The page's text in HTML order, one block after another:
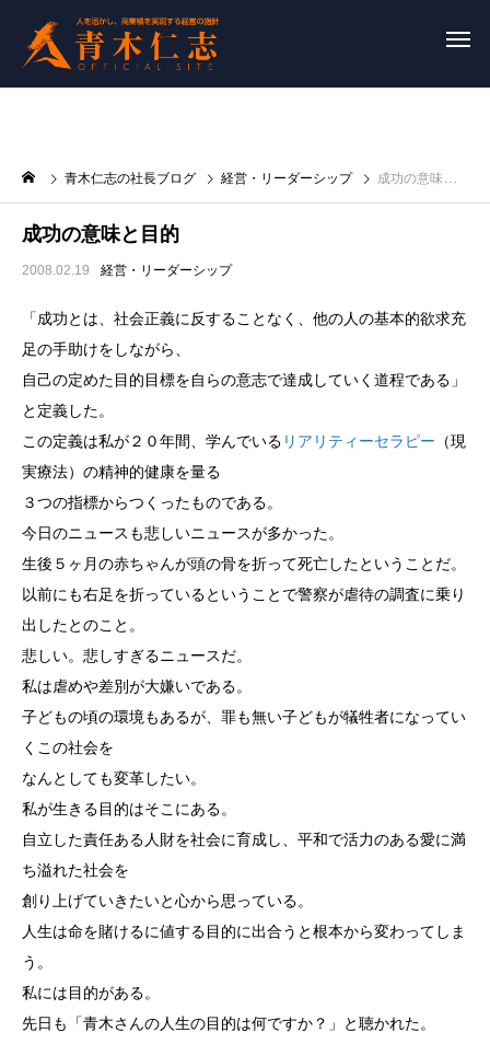
青木仁志の社長ブログ 経営・リーダーシップ 成功の意味と目的
成功の意味と目的
2008.02.19 経営・リーダーシップ
「成功とは、社会正義に反することなく、他の人の基本的欲求充
足の手助けをしながら、
自己の定めた目的目標を自らの意志で達成していく道程である」
と定義した。
この定義は私が２０年間、学んでいる リアリティーセラピー （現
実療法）の精神的健康を量る
３つの指標からつくったものである。
今日のニュースも悲しいニュースが多かった。
生後５ヶ月の赤ちゃんが頭の骨を折って死亡したということだ。
以前にも右足を折っているということで警察が虐待の調査に乗り
出したとのこと。
悲しい。悲しすぎるニュースだ。
私は虐めや差別が大嫌いである。
子どもの頃の環境もあるが、罪も無い子どもが犠牲者になってい
くこの社会を
なんとしても変革したい。
私が生きる目的はそこにある。
自立した責任ある人財を社会に育成し、平和で活力のある愛に満
ち溢れた社会を
創り上げていきたいと心から思っている。
人生は命を賭けるに値する目的に出合うと根本から変わってしま
う。
私には目的がある。
先日も「青木さんの人生の目的は何ですか？」と聴かれた。